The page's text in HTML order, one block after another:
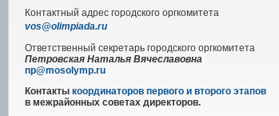
Контактный адрес городского оргкомитета
vos@olimpiada.ru
Ответственный секретарь городского оргкомитета
Петровская Наталья Вячеславовна
np@mosolymp.ru
Контакты координаторов первого и второго этапов
в межрайонных советах директоров.